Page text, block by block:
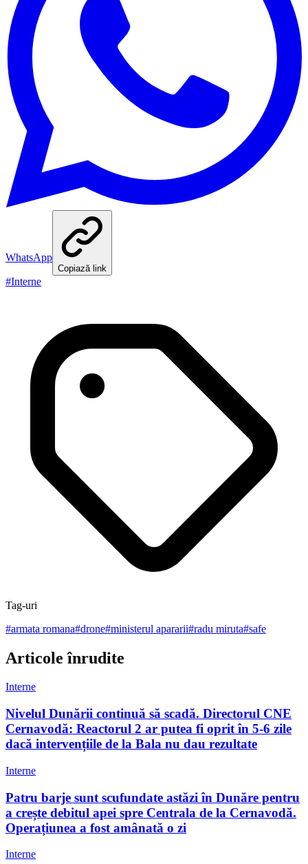
WhatsApp
Copiază link
#Interne
Tag-uri
#armata romana#drone#ministerul apararii#radu miruta#safe
Articole înrudite
Interne
Nivelul Dunării continuă să scadă. Directorul CNE
Cernavodă: Reactorul 2 ar putea fi oprit în 5-6 zile
dacă intervențiile de la Bala nu dau rezultate
Interne
Patru barje sunt scufundate astăzi în Dunăre pentru
a crește debitul apei spre Centrala de la Cernavodă.
Operațiunea a fost amânată o zi
Interne